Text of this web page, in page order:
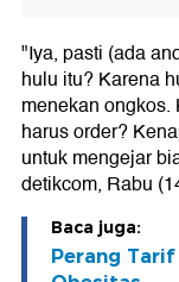
"Iya, pasti (ada
hulu itu? Karena
menekan
harus order?
untuk mengejar
detikcom, Rabu
Baca juga:
Perang